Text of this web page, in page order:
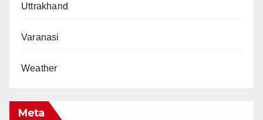
Uttrakhand
Varanasi
Weather
Meta